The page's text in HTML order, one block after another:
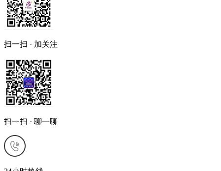
扫一扫 · 加关注
扫一扫 · 聊一聊